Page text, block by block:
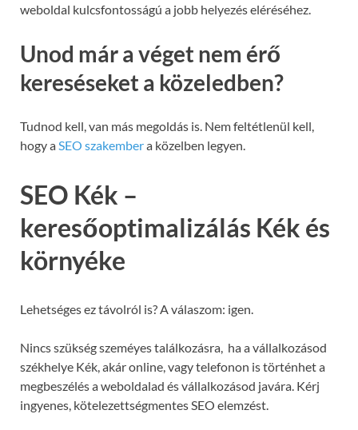
weboldal kulcsfontosságú a jobb helyezés eléréséhez.
Unod már a véget nem érő
kereséseket a közeledben?
Tudnod kell, van más megoldás is. Nem feltétlenül kell,
hogy aSEO szakembera közelben legyen.
SEO Kék –
keresőoptimalizálás Kék és
környéke
Lehetséges ez távolról is? A válaszom: igen.
Nincs szükség szeméyes találkozásra, ha a vállalkozásod
székhelye Kék, akár online, vagy telefonon is történhet a
megbeszélés a weboldalad és vállalkozásod javára. Kérj
ingyenes, kötelezettségmentes SEO elemzést.